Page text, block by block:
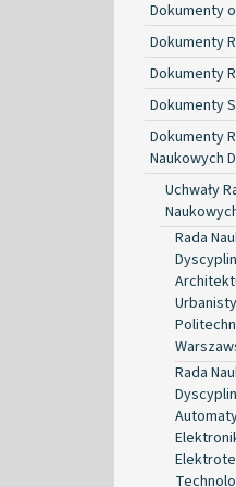
Dokumenty
Dokumenty
Dokumenty
Dokumenty
Dokumenty
Naukowych
Uchwały
Rada
Rada